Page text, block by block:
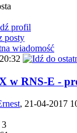
profil
posty
wiadomość
20:32
w RNS-E -
, 21-04-2017
3